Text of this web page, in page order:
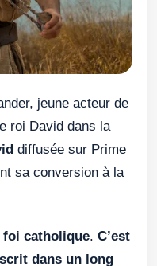
jeune acteur de
roi David dans la
diffusée sur Prime
sa conversion à la
foi catholique. C’est
dans un long